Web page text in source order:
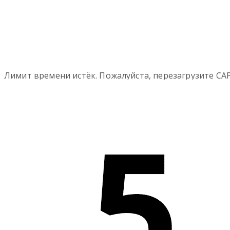
Лимит времени истёк. Пожалуйста, перезагрузите